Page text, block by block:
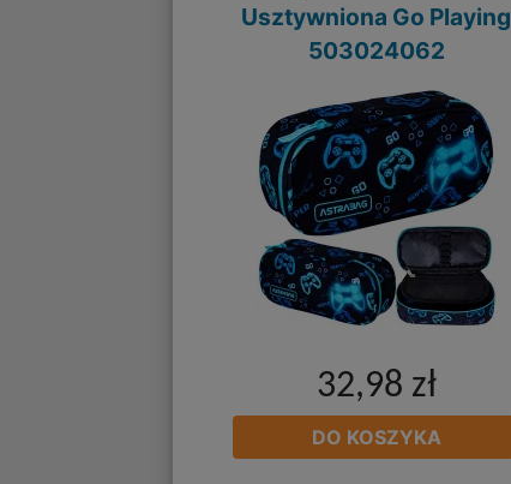
Usztywniona Go Playing
503024062
32,98 zł
DO KOSZYKA